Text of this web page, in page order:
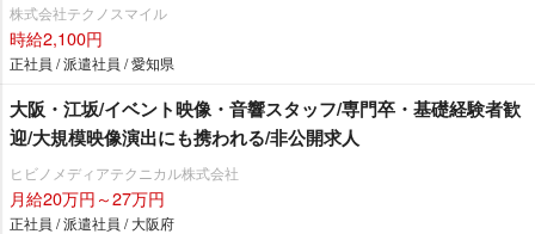
株式会社テクノスマイル
時給2,100円
正社員 / 派遣社員 / 愛知県
大阪・江坂/イベント映像・音響スタッフ/専門卒・基礎経験者歓
迎/大規模映像演出にも携われる/非公開求人
ヒビノメディアテクニカル株式会社
月給20万円～27万円
正社員 / 派遣社員 / 大阪府